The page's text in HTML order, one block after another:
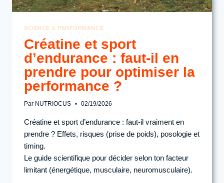
SCIENCE & PERFORMANCE
Créatine et sport
d’endurance : faut-il en
prendre pour optimiser la
performance ?
Par NUTRIOCUS 02/19/2026
Créatine et sport d’endurance : faut-il vraiment en
prendre ? Effets, risques (prise de poids), posologie et
timing.
Le guide scientifique pour décider selon ton facteur
limitant (énergétique, musculaire, neuromusculaire).